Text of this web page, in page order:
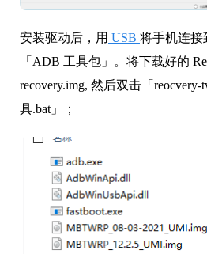
安装驱动后，用 USB 将手机连接
「ADB 工具包」。将下载好的
recovery.img, 然后双击「
具.bat」；